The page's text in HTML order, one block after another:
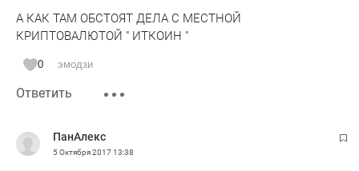
А КАК ТАМ ОБСТОЯТ ДЕЛА С МЕСТНОЙ
КРИПТОВАЛЮТОЙ " ИТКОИН "
0 эмодзи
Ответить
ПанАлекс
5 Октября 201713:38